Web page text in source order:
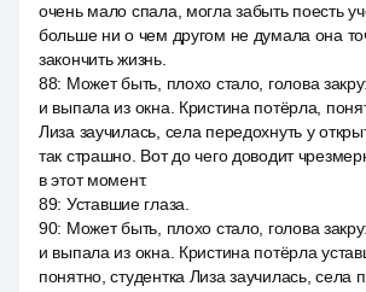
очень мало спала, могла забыть поесть
больше ни о чем другом не думала она
закончить жизнь.
88: Может быть, плохо стало, голова
и выпала из окна. Кристина потёрла,
Лиза заучилась, села передохнуть у
так страшно. Вот до чего доводит
в этот момент.
89: Уставшие глаза.
90: Может быть, плохо стало, голова
и выпала из окна. Кристина потёрла
понятно, студентка Лиза заучилась, села